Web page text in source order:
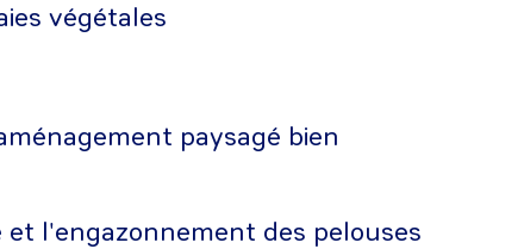
végétales
paysagé bien
et l'engazonnement des pelouses